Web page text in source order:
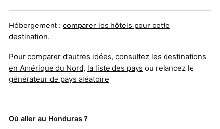
Hébergement : comparer les hôtels pour cette
destination.
Pour comparer d’autres idées, consultez les destinations
en Amérique du Nord, la liste des pays ou relancez le
générateur de pays aléatoire.
Où aller au Honduras ?